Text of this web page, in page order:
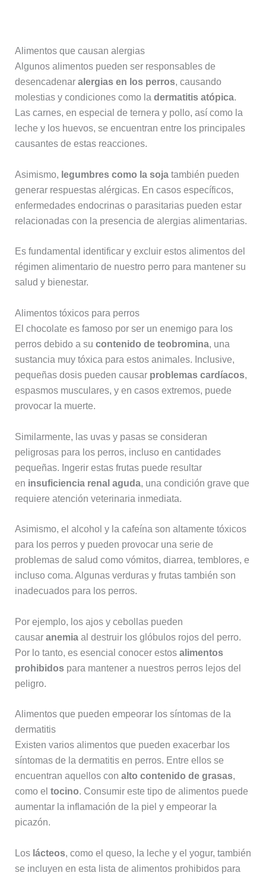
Alimentos que causan alergias
Algunos alimentos pueden ser responsables de
desencadenar alergias en los perros, causando
molestias y condiciones como la dermatitis atópica.
Las carnes, en especial de ternera y pollo, así como la
leche y los huevos, se encuentran entre los principales
causantes de estas reacciones.
Asimismo, legumbres como la sojatambién pueden
generar respuestas alérgicas. En casos específicos,
enfermedades endocrinas o parasitarias pueden estar
relacionadas con la presencia de alergias alimentarias.
Es fundamental identificar y excluir estos alimentos del
régimen alimentario de nuestro perro para mantener su
salud y bienestar.
Alimentos tóxicos para perros
El chocolate es famoso por ser un enemigo para los
perros debido a su contenido de teobromina, una
sustancia muy tóxica para estos animales. Inclusive,
pequeñas dosis pueden causar problemas cardíacos,
espasmos musculares, y en casos extremos, puede
provocar la muerte.
Similarmente, las uvas y pasas se consideran
peligrosas para los perros, incluso en cantidades
pequeñas. Ingerir estas frutas puede resultar
en insuficiencia renal aguda, una condición grave que
requiere atención veterinaria inmediata.
Asimismo, el alcohol y la cafeína son altamente tóxicos
para los perros y pueden provocar una serie de
problemas de salud como vómitos, diarrea, temblores, e
incluso coma. Algunas verduras y frutas también son
inadecuados para los perros.
Por ejemplo, los ajos y cebollas pueden
causar anemiaal destruir los glóbulos rojos del perro.
Por lo tanto, es esencial conocer estos alimentos
prohibidospara mantener a nuestros perros lejos del
peligro.
Alimentos que pueden empeorar los síntomas de la
dermatitis
Existen varios alimentos que pueden exacerbar los
síntomas de la dermatitis en perros. Entre ellos se
encuentran aquellos con alto contenido de grasas,
como el tocino. Consumir este tipo de alimentos puede
aumentar la inflamación de la piel y empeorar la
picazón.
Los lácteos, como el queso, la leche y el yogur, también
se incluyen en esta lista de alimentos prohibidos para